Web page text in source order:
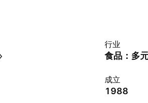
行业
食品：多
成立
1988